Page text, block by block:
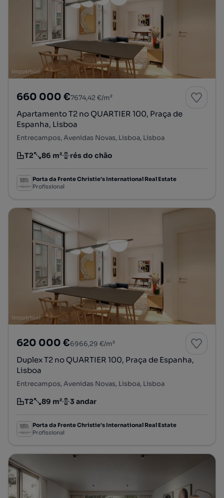
660 000 €7674,42 €/m²
Apartamento T2 no QUARTIER 100, Praça de
Espanha, Lisboa
Entrecampos, Avenidas Novas, Lisboa, Lisboa
Tipologia
T2
Preço por metro quadrado
86 m²
Andar rés do chão
Porta da Frente Christie's International Real Estate
Profissional
620 000 €6966,29 €/m²
Duplex T2 no QUARTIER 100, Praça de Espanha,
Lisboa
Entrecampos, Avenidas Novas, Lisboa, Lisboa
Tipologia
T2
Preço por metro quadrado
89 m²
Andar 3 andar
Porta da Frente Christie's International Real Estate
Profissional